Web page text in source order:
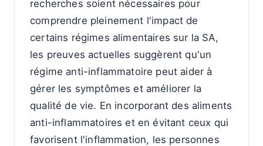
recherches soient nécessaires pour
comprendre pleinement l'impact de
certains régimes alimentaires sur la SA,
les preuves actuelles suggèrent qu'un
régime anti-inflammatoire peut aider à
gérer les symptômes et améliorer la
qualité de vie. En incorporant des aliments
anti-inflammatoires et en évitant ceux qui
favorisent l'inflammation, les personnes